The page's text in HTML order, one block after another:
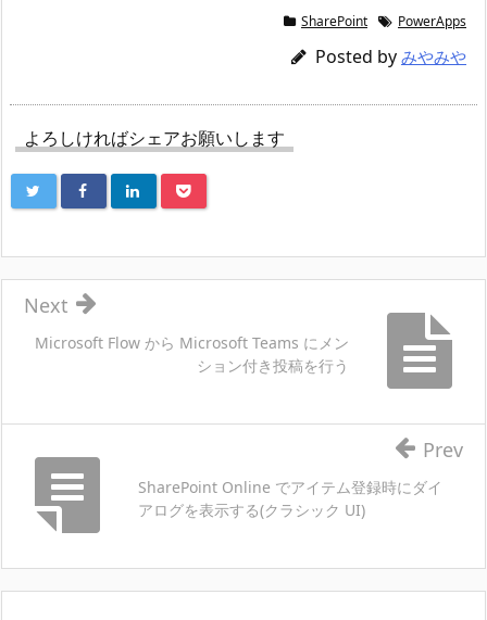
SharePoint PowerApps
Posted by みやみや
よろしければシェアお願いします
Microsoft Flow から Microsoft Teams にメン
ション付き投稿を行う
Next
SharePoint Online でアイテム登録時にダイ
アログを表示する(クラシック UI)
Prev